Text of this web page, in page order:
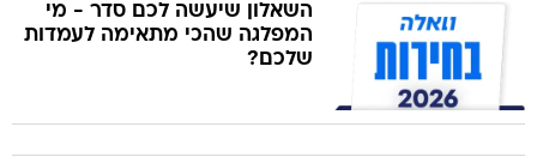
השאלון שיעשה לכם סדר - מי
המפלגה שהכי מתאימה לעמדות
שלכם?